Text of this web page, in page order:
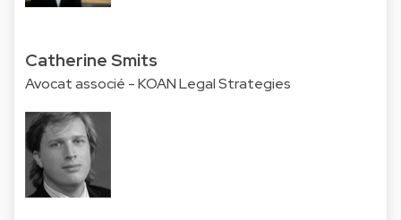
Catherine Smits
Avocat associé - KOAN Legal Strategies